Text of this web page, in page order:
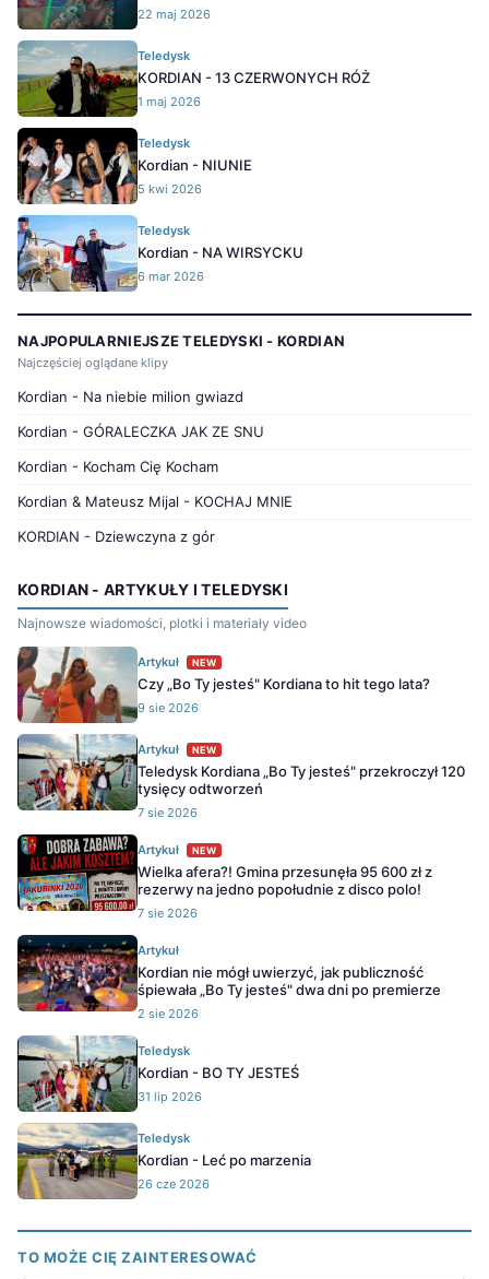
22 maj 2026
Teledysk
KORDIAN - 13 CZERWONYCH RÓŻ
1 maj 2026
Teledysk
Kordian - NIUNIE
5 kwi 2026
Teledysk
Kordian - NA WIRSYCKU
6 mar 2026
NAJPOPULARNIEJSZE TELEDYSKI - KORDIAN
Najczęściej oglądane klipy
Kordian - Na niebie milion gwiazd
Kordian - GÓRALECZKA JAK ZE SNU
Kordian - Kocham Cię Kocham
Kordian & Mateusz Mijal - KOCHAJ MNIE
KORDIAN - Dziewczyna z gór
KORDIAN - ARTYKUŁY I TELEDYSKI
Najnowsze wiadomości, plotki i materiały video
Artykuł NEW
Czy „Bo Ty jesteś" Kordiana to hit tego lata?
9 sie 2026
Artykuł NEW
Teledysk Kordiana „Bo Ty jesteś" przekroczył 120
tysięcy odtworzeń
7 sie 2026
Artykuł NEW
Wielka afera?! Gmina przesunęła 95 600 zł z
rezerwy na jedno popołudnie z disco polo!
7 sie 2026
Artykuł
Kordian nie mógł uwierzyć, jak publiczność
śpiewała „Bo Ty jesteś" dwa dni po premierze
2 sie 2026
Teledysk
Kordian - BO TY JESTEŚ
31 lip 2026
Teledysk
Kordian - Leć po marzenia
26 cze 2026
TO MOŻE CIĘ ZAINTERESOWAĆ